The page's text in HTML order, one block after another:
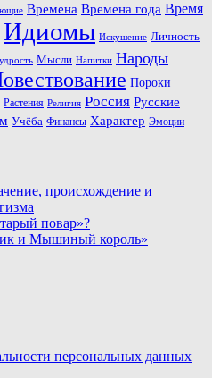
Времена Времена года Время
Идиомы Искушение Личность
Мысли Напитки Народы
Пороки
Растения Религия Россия Русские
Учёба Финансы Характер Эмоции
происхождение и
повар»?
и Мышиный король»
персональных данных